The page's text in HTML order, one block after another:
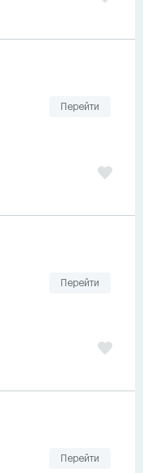
Перейти
Перейти
Перейти